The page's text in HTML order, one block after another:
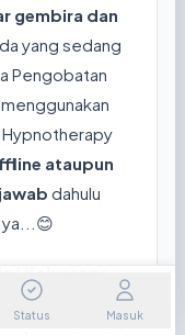
gembira dan
yang sedang
Pengobatan
Hypnotherapy
ataupun
dahulu
Keluaraga
Status Masuk